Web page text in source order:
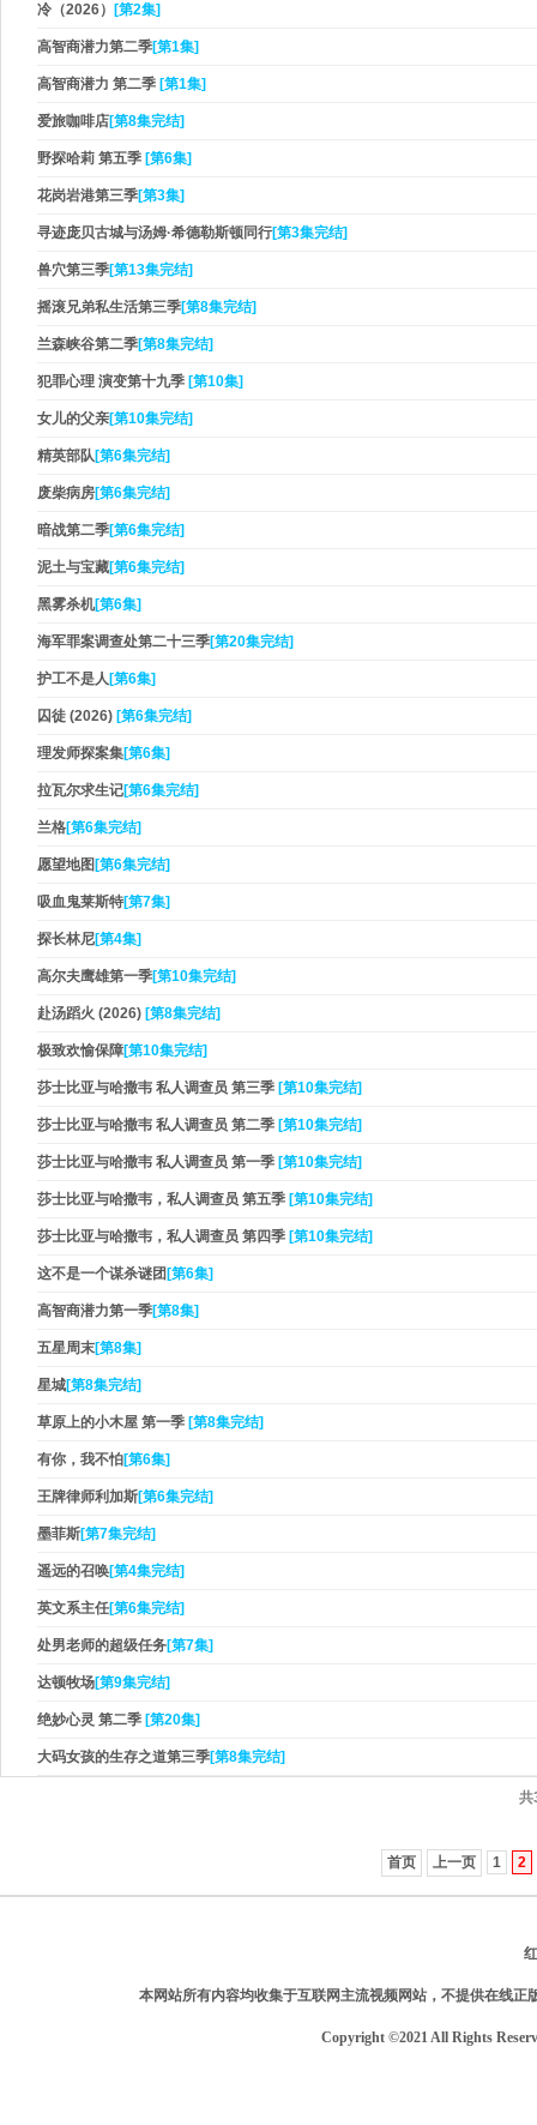
冷（2026） [第2集]
高智商潜力第二季[第1集]
高智商潜力 第二季 [第1集]
爱旅咖啡店[第8集完结]
野探哈莉 第五季 [第6集]
花岗岩港第三季[第3集]
寻迹庞贝古城与汤姆·希德勒斯顿同行[第3集完结]
兽穴第三季[第13集完结]
摇滚兄弟私生活第三季[第8集完结]
兰森峡谷第二季[第8集完结]
犯罪心理 演变第十九季 [第10集]
女儿的父亲[第10集完结]
精英部队[第6集完结]
废柴病房[第6集完结]
暗战第二季[第6集完结]
泥土与宝藏[第6集完结]
黑雾杀机[第6集]
海军罪案调查处第二十三季[第20集完结]
护工不是人 [第6集]
囚徒 (2026) [第6集完结]
理发师探案集[第6集]
拉瓦尔求生记[第6集完结]
兰格[第6集完结]
愿望地图 [第6集完结]
吸血鬼莱斯特[第7集]
探长林尼[第4集]
高尔夫鹰雄第一季[第10集完结]
赴汤蹈火 (2026) [第8集完结]
极致欢愉保障[第10集完结]
莎士比亚与哈撒韦 私人调查员 第三季 [第10集完结]
莎士比亚与哈撒韦 私人调查员 第二季 [第10集完结]
莎士比亚与哈撒韦 私人调查员 第一季 [第10集完结]
莎士比亚与哈撒韦，私人调查员 第五季 [第10集完结]
莎士比亚与哈撒韦，私人调查员 第四季 [第10集完结]
这不是一个谋杀谜团 [第6集]
高智商潜力第一季[第8集]
五星周末[第8集]
星城[第8集完结]
草原上的小木屋 第一季 [第8集完结]
有你，我不怕[第6集]
王牌律师利加斯[第6集完结]
墨菲斯[第7集完结]
遥远的召唤[第4集完结]
英文系主任[第6集完结]
处男老师的超级任务[第7集]
达顿牧场[第9集完结]
绝妙心灵 第二季 [第20集]
大码女孩的生存之道第三季[第8集完结]
共
首页 上一页 1 2
本网站所有内容均收集于互联网主流视频网站，不提供在线
Copyright ©2021 All Rights